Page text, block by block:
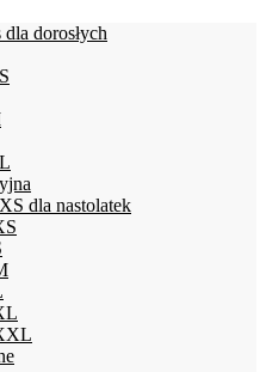
dorosłych
dla nastolatek